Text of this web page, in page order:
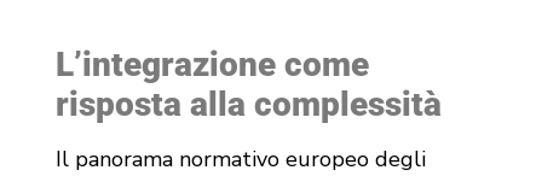
L’integrazione come
risposta alla complessità
Il panorama normativo europeo degli